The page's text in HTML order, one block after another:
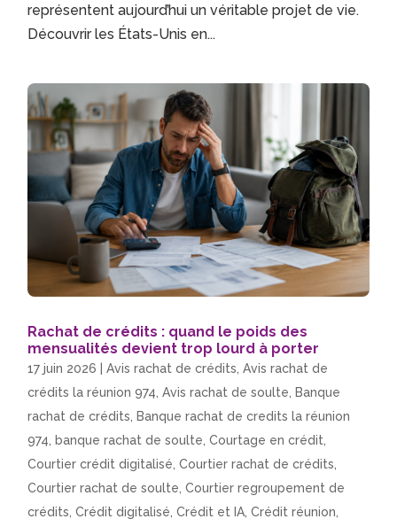
représentent aujourd’hui un véritable projet de vie.
Découvrir les États-Unis en...
Rachat de crédits : quand le poids des
mensualités devient trop lourd à porter
17 juin 2026 |Avis rachat de crédits ,Avis rachat de
crédits la réunion 974 ,Avis rachat de soulte
Banque
rachat de crédits
Banque rachat de credits la réunion
974
banque rachat de soulte ,Courtage en crédit
Courtier crédit digitalisé ,Courtier rachat de crédits
Courtier rachat de soulte ,Courtier regroupement de
crédits ,Crédit digitalisé ,Crédit et IA ,Crédit réunion